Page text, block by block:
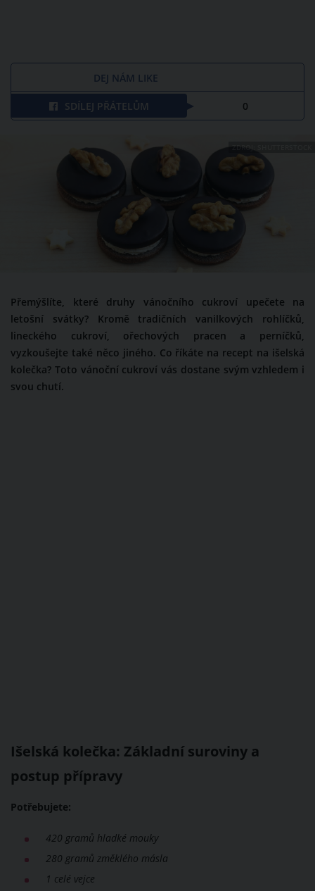
DEJ NÁM LIKE
SDÍLEJ PŘÁTELŮM 0
ZDROJ: SHUTTERSTOCK
Přemýšlíte, které druhy vánočního cukroví upečete na
letošní svátky? Kromě tradičních vanilkových rohlíčků,
lineckého cukroví, ořechových pracen a perníčků,
vyzkoušejte také něco jiného. Co říkáte na recept na išelská
kolečka? Toto vánoční cukroví vás dostane svým vzhledem i
svou chutí.
Išelská kolečka: Základní suroviny a
postup přípravy
Potřebujete:
420 gramů hladké mouky
280 gramů změklého másla
1 celé vejce